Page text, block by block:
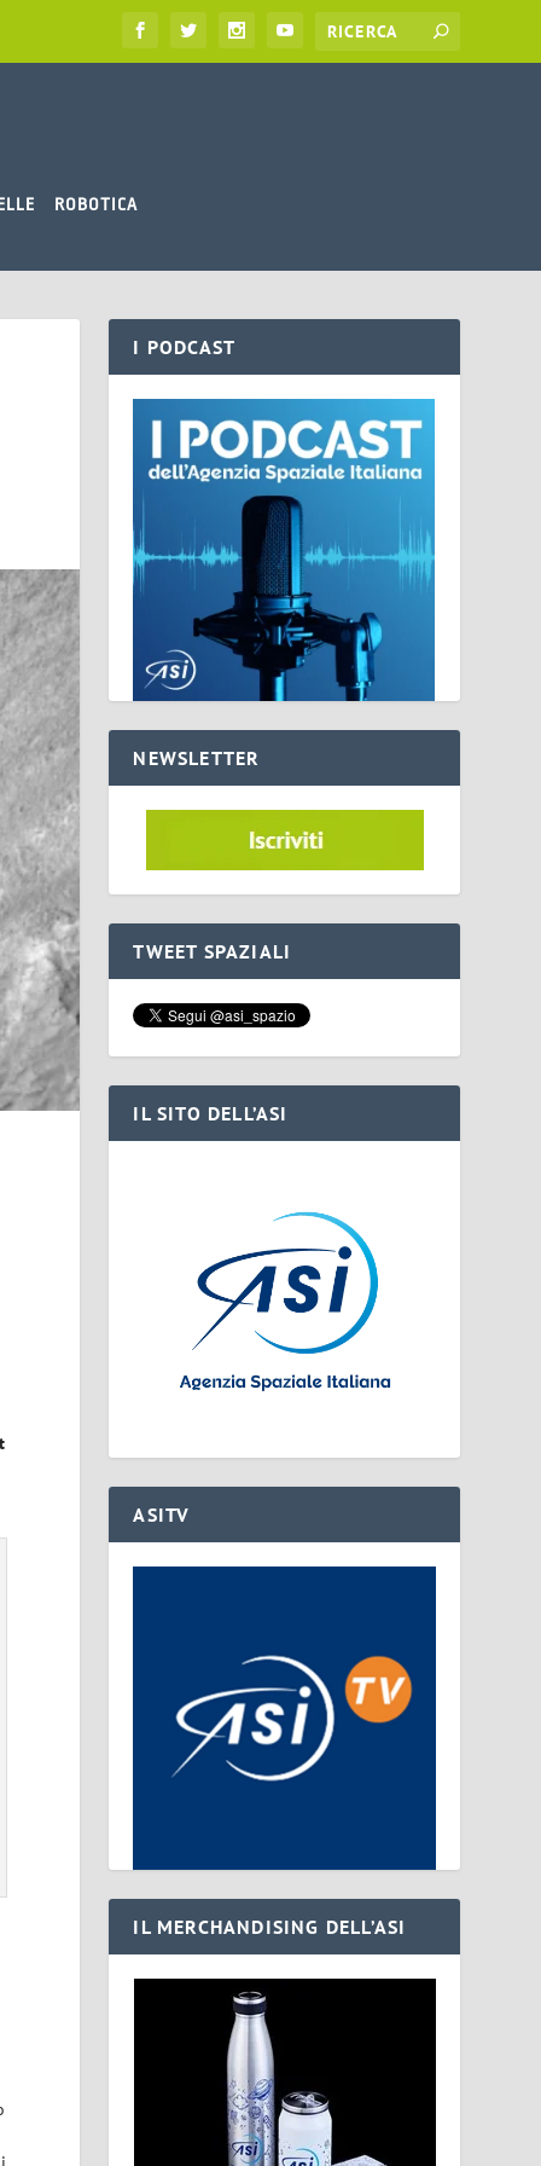
ROBOTICA
I PODCAST
NEWSLETTER
TWEET SPAZIALI
IL SITO DELL’ASI
ASITV
IL MERCHANDISING DELL’ASI